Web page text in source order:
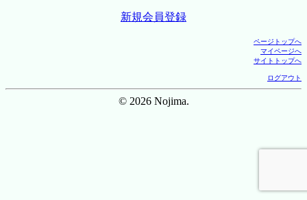
新規会員登録
ページトップへ
マイページへ
サイトトップへ
ログアウト
© 2026 Nojima.